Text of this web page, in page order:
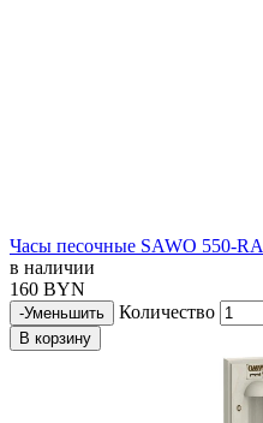
Часы песочные SAWO 550-RA
в наличии
160 BYN
-Уменьшить Количество
В корзину